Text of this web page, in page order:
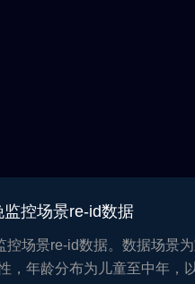
控场景re-id数据
控场景re-id数据。数据场景为
，年龄分布为儿童至中年，